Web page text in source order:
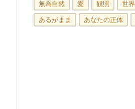
無為自然
愛 観照
世界
あるがまま
あなたの正体